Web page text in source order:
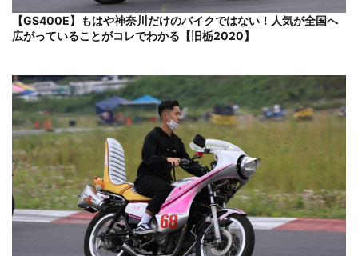
【GS400E】もはや神奈川だけのバイクではない！人気が全国へ
広がっていることがコレでわかる【旧栃2020】